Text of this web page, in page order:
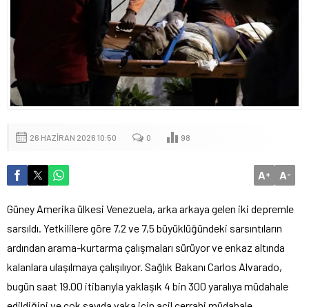
26 HAZIRAN 2026 10:50 0 98
A+ A-
Güney Amerika ülkesi Venezuela, arka arkaya gelen iki depremle
sarsıldı. Yetkililere göre 7,2 ve 7,5 büyüklüğündeki sarsıntıların
ardından arama-kurtarma çalışmaları sürüyor ve enkaz altında
kalanlara ulaşılmaya çalışılıyor. Sağlık Bakanı Carlos Alvarado,
bugün saat 19.00 itibarıyla yaklaşık 4 bin 300 yaralıya müdahale